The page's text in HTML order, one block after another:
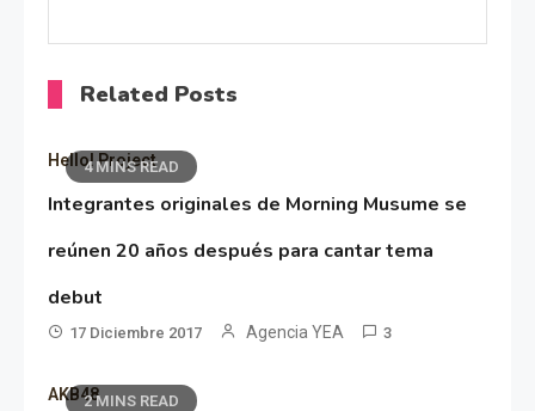
Related Posts
4 MINS READ
Hello! Project
Integrantes originales de Morning Musume se
reúnen 20 años después para cantar tema
debut
17 Diciembre 2017 Agencia YEA 3
2 MINS READ
AKB48